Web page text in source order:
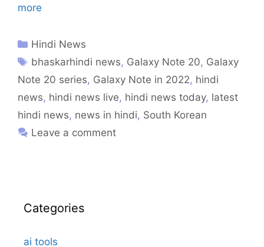
more
Hindi News
bhaskarhindi news, Galaxy Note 20, Galaxy
Note 20 series, Galaxy Note in 2022, hindi
news, hindi news live, hindi news today, latest
hindi news, news in hindi, South Korean
Leave a comment
Categories
ai tools